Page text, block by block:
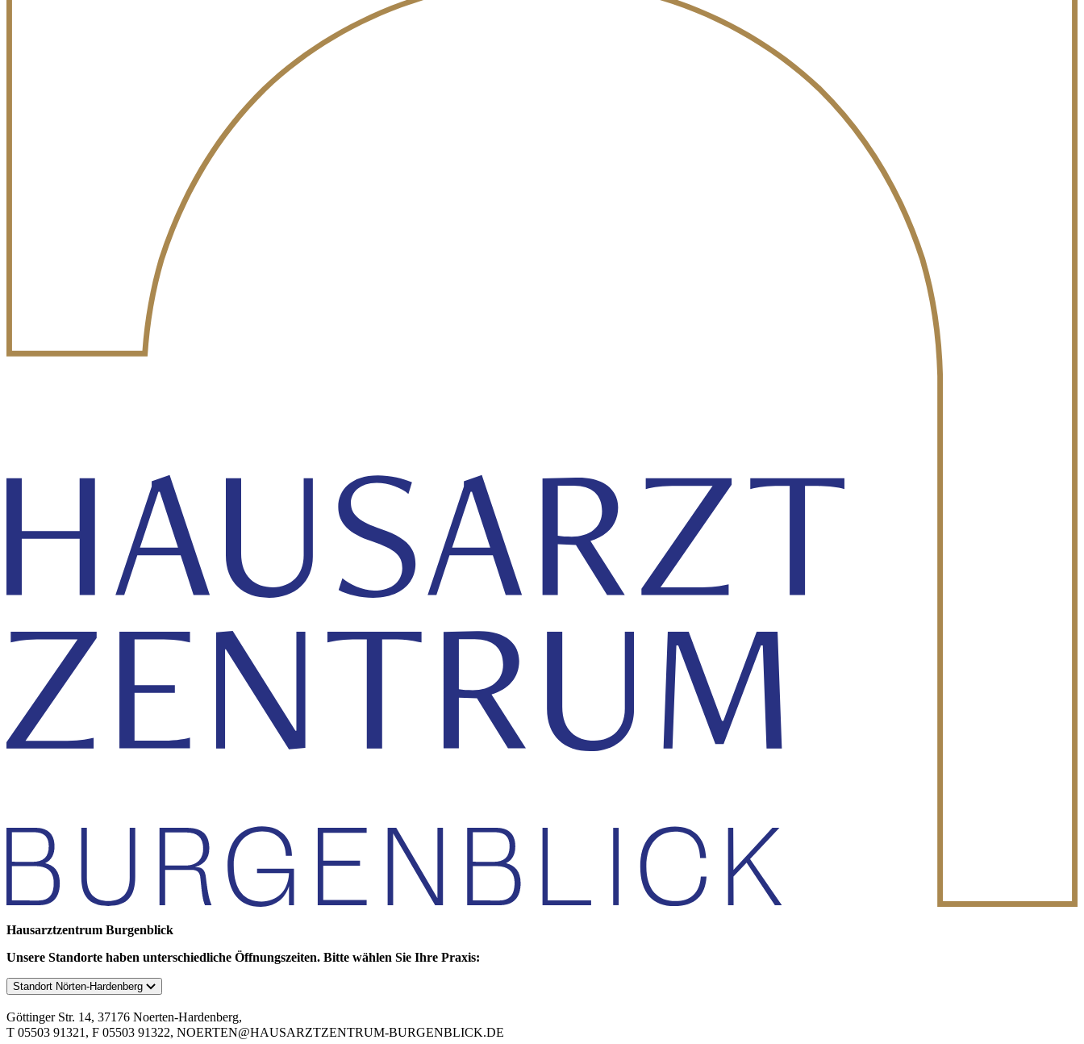
Hausarztzentrum Burgenblick
Unsere Standorte haben unterschiedliche Öffnungszeiten. Bitte wählen Sie Ihre Praxis:
Standort Nörten-Hardenberg
Göttinger Str. 14, 37176 Noerten-Hardenberg,
T 05503 91321, F 05503 91322, NOERTEN@HAUSARZTZENTRUM-BURGENBLICK.DE